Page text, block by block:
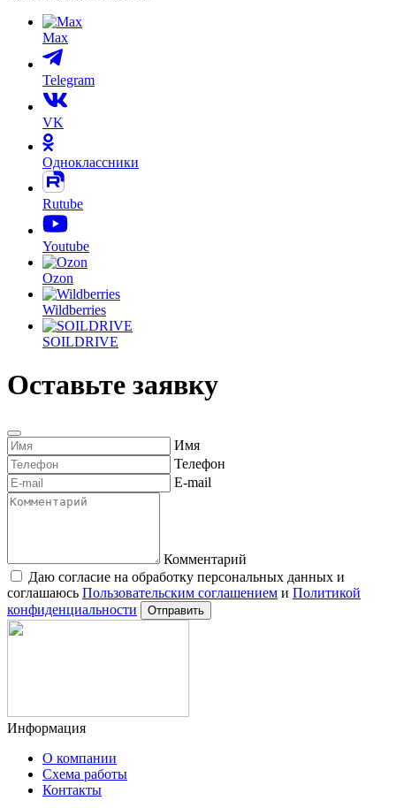
Max
Telegram
VK
Одноклассники
Rutube
Youtube
Ozon
Wildberries
SOILDRIVE
Оставьте заявку
Имя
Телефон
E-mail
Комментарий
Даю согласие на обработку персональных данных и
соглашаюсь Пользовательским соглашением и Политикой
конфиденциальности
Отправить
Информация
О компании
Схема работы
Контакты